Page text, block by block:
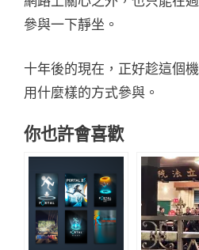
參與一下靜坐。
十年後的現在，正好趁這個
用什麼樣的方式參與。
你也許會喜歡